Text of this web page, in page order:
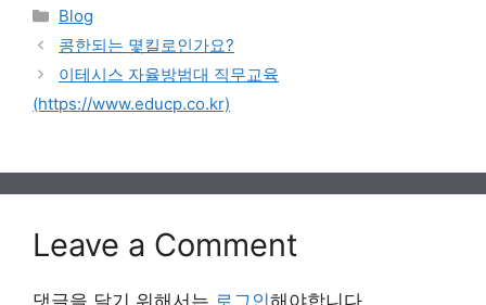
Categories
Blog
콩한되는 몇킬로인가요?
이테시스 자율방범대 직무교육
(https://www.educp.co.kr)
Leave a Comment